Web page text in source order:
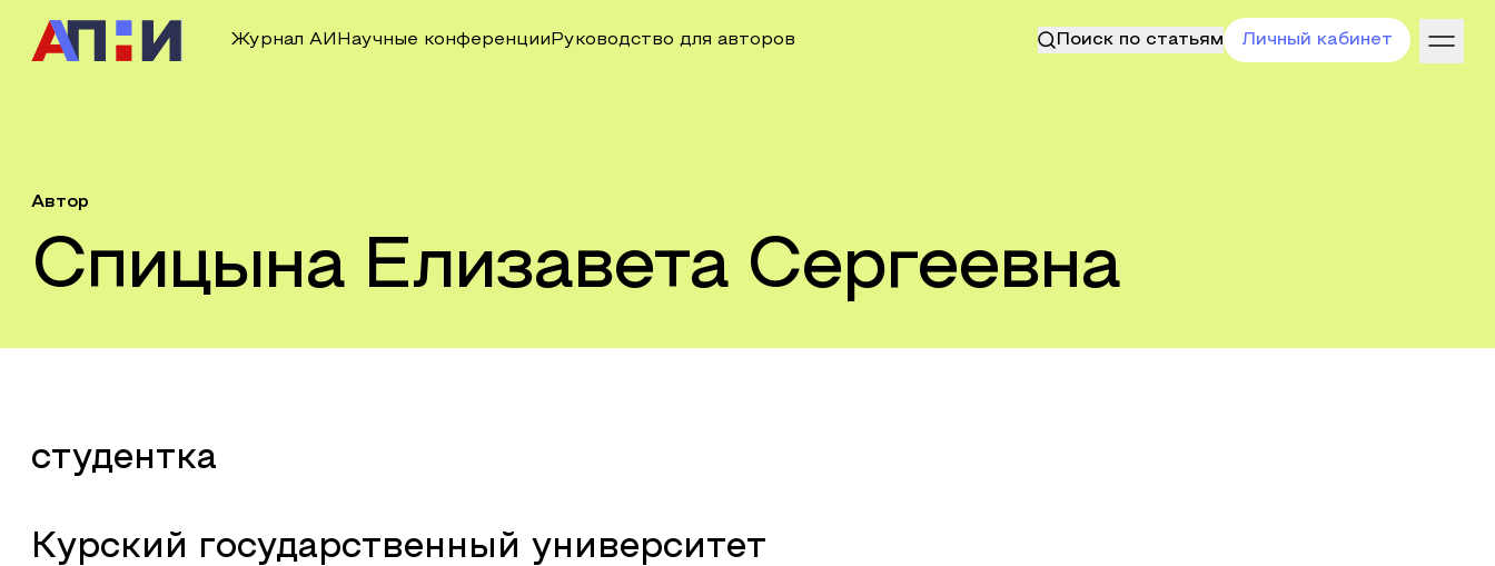
Журнал АИ Научные конференции Руководство для авторов Поиск по статьям Личный кабинет
Автор
Спицына Елизавета Сергеевна
студентка
Курский государственный университет